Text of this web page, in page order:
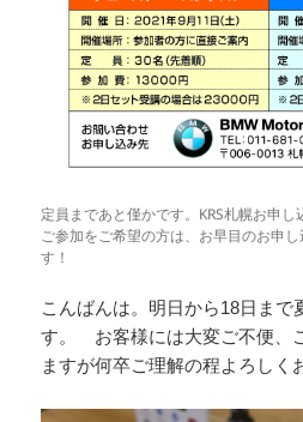
定員まであと僅かです。KRS札幌お申し
ご参加をご希望の方は、お早目のお申
す！
こんばんは。明日から18日まで
す。 お客様には大変ご不便、
ますが何卒ご理解の程よろしく